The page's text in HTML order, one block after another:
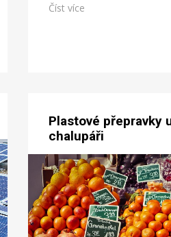
Číst více
Plastové přepravky
chalupáři